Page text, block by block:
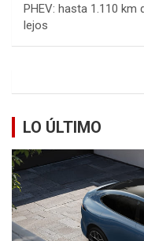
PHEV: hasta 1.110
lejos
LO ÚLTIMO